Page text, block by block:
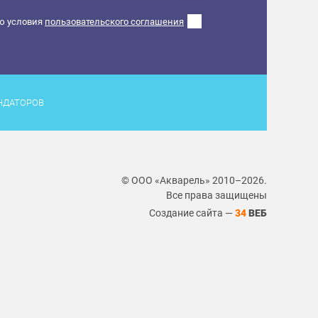
условия пользовательского соглашения
© ООО «Акварель» 2010–2026.
Все права защищены
Создание сайта — 34ВЕБ